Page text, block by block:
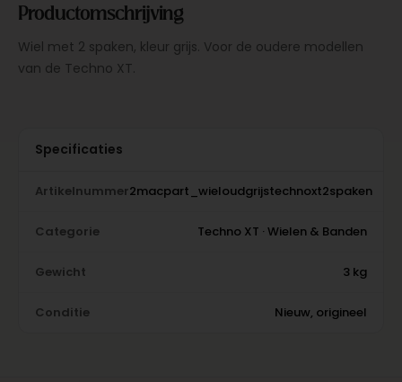
Productomschrijving
Wiel met 2 spaken, kleur grijs. Voor de oudere modellen
van de Techno XT.
Specificaties
Artikelnummer2macpart_wieloudgrijstechnoxt2spaken
Categorie Techno XT · Wielen & Banden
Gewicht 3 kg
Conditie Nieuw, origineel